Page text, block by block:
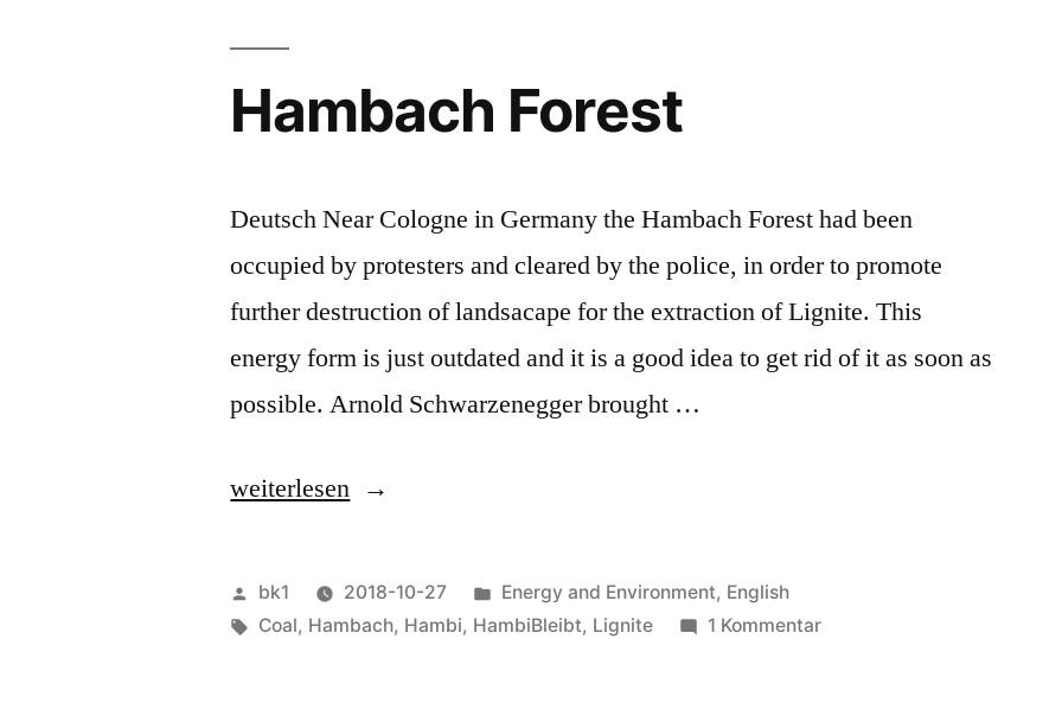
Hambach Forest
Deutsch Near Cologne in Germany the Hambach Forest had been
occupied by protesters and cleared by the police, in order to promote
further destruction of landsacape for the extraction of Lignite. This
energy form is just outdated and it is a good idea to get rid of it as soon as
possible. Arnold Schwarzenegger brought …
„Hambach
weiterlesen
Veröffentlicht
von
bk1 2018-10-27
Veröffentlicht
unter
Energy and Environment, English
Schlagwörter:
Coal, Hambach, Hambi, HambiBleibt, Lignite 1 Kommentarzu